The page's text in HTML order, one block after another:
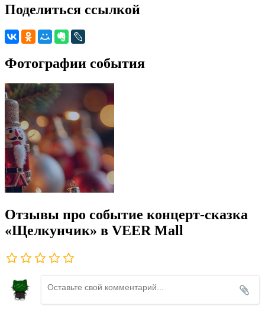
Поделиться ссылкой
Фотографии события
Отзывы про событие концерт-сказка
«Щелкунчик» в VEER Mall